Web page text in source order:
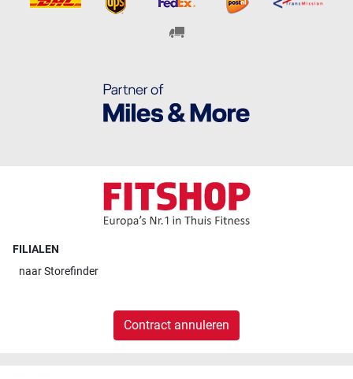
FILIALEN
naarStorefinder
Contract annuleren